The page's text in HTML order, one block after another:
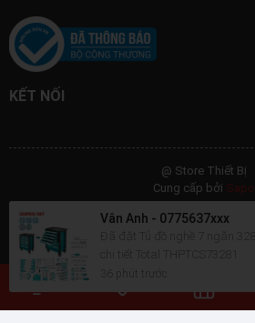
KẾT NỐI
@ Store Thiết Bị
Cung cấp bởi Sapo
Vân Anh - 0775637xxx